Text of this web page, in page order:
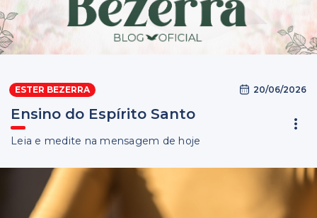
ESTER BEZERRA 20/06/2026
Ensino do Espírito Santo
Leia e medite na mensagem de hoje